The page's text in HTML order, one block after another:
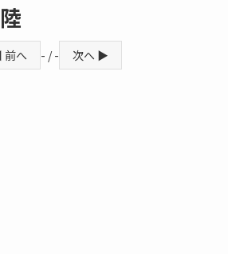
へ - / - 次へ ▶